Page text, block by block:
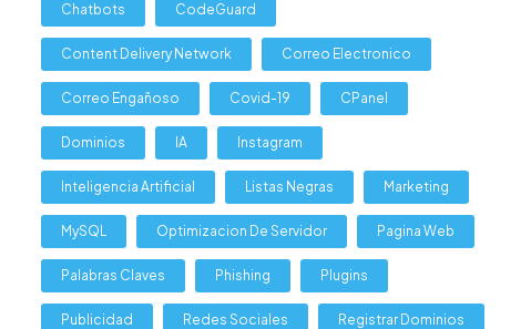
Chatbots CodeGuard
Content Delivery Network Correo Electronico
Correo Engañoso Covid-19 CPanel
Dominios IA Instagram
Inteligencia Artificial Listas Negras Marketing
MySQL Optimizacion De Servidor Pagina Web
Palabras Claves Phishing Plugins
Publicidad Redes Sociales Registrar Dominios